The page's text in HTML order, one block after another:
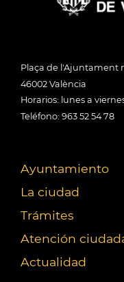
Plaça de l'Ajuntament
46002 València
Horarios: lunes a
Teléfono: 963 52 54 78
Ayuntamiento
La ciudad
Trámites
Atención
Actualidad